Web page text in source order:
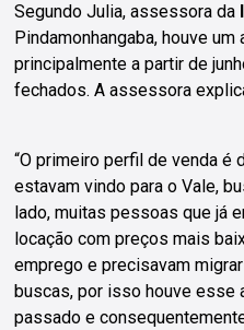
Segundo Julia, assessora da
Pindamonhangaba, houve
principalmente a partir de
fechados. A assessora
“O primeiro perfil de venda
estavam vindo para o Vale,
lado, muitas pessoas que já
locação com preços mais
emprego e precisavam
buscas, por isso houve esse
passado e